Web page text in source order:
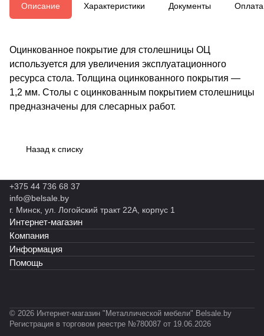
Описание Характеристики Документы Оплата
Оцинкованное покрытие для столешницы ОЦ
используется для увеличения эксплуатационного
ресурса стола. Толщина оцинкованного покрытия —
1,2 мм. Столы с оцинкованным покрытием столешницы
предназначены для слесарных работ.
Назад к списку
+375 44 736 68 37
info@belsale.by
г. Минск, ул. Логойский тракт 22А, корпус 1
Интернет-магазин
Компания
Информация
Помощь
© 2026 Интернет-магазин "Металлической мебели" Belsale.by
Регистрация в торговом реестре №780087 от 19.06.2026